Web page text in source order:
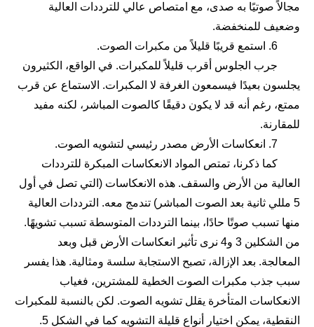
مجالاً صوتيًا به صدى، مع امتصاص عالي للترددات العالية
وضعيف للمنخفضة.
جرب الجلوس أقرب قليلاً للمكبرات. في الواقع، الكثيرون
يجلسون بعيدًا فيسمعون الغرفة لا المكبرات. الاستماع عن قرب
ممتع، رغم أنه قد لا يكون دقيقًا كالصوت المباشر، لكنه مفيد
للمقارنة.
كما ذكرنا، تمتص المواد الانعكاسات المبكرة للترددات
العالية من الأرض والسقف. هذه الانعكاسات (التي تصل في أول
5 مللي ثانية بعد الصوت المباشر) تندمج معه. الترددات العالية
منها تسبب صوتًا حادًا، بينما الترددات المتوسطة تسبب تشويهًا.
من الشكلين 3 و4 نرى تأثير انعكاسات الأرض قبل وبعد
المعالجة. بعد الإزالة، تصبح الاستجابة سلسة ومثالية. هذا يفسر
سبب جذب مكبرات الصوت الخطية للمشترين، فغياب
الانعكاسات المتأخرة يقلل تشويه الصوت. لكن بالنسبة للمكبرات
النقطية، يمكن اختيار أنواع قليلة التشويه كما في الشكل 5.